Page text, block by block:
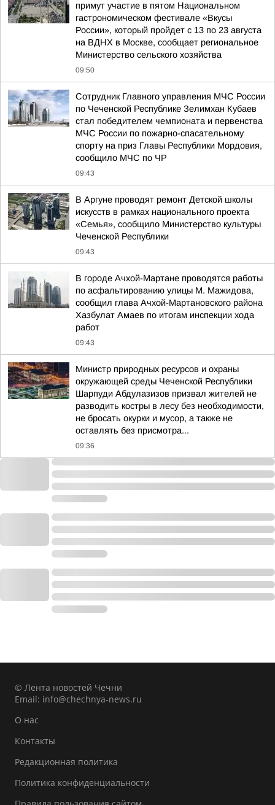
примут участие в пятом Национальном
гастрономическом фестивале «Вкусы
России», который пройдет с 13 по 23 августа
на ВДНХ в Москве, сообщает региональное
Министерство сельского хозяйства
09:50
Сотрудник Главного управления МЧС России
по Чеченской Республике Зелимхан Кубаев
стал победителем чемпионата и первенства
МЧС России по пожарно-спасательному
спорту на приз Главы Республики Мордовия,
сообщило МЧС по ЧР
09:43
В Аргуне проводят ремонт Детской школы
искусств в рамках национального проекта
«Семья», сообщило Министерство культуры
Чеченской Республики
09:43
В городе Ачхой-Мартане проводятся работы
по асфальтированию улицы М. Мажидова,
сообщил глава Ачхой-Мартановского района
Хазбулат Амаев по итогам инспекции хода
работ
09:43
Министр природных ресурсов и охраны
окружающей среды Чеченской Республики
Шарпуди Абдулазизов призвал жителей не
разводить костры в лесу без необходимости,
не бросать окурки и мусор, а также не
оставлять без присмотра...
09:36
© Лента новостей Чечни
Email: info@chechnya-news.ru
О нас
Контакты
Редакционная политика
Политика конфиденциальности